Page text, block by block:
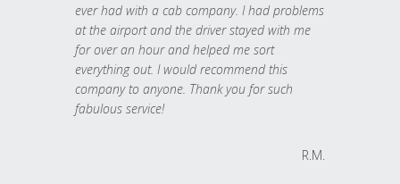
ever had with a cab company. I had problems
at the airport and the driver stayed with me
for over an hour and helped me sort
everything out. I would recommend this
company to anyone. Thank you for such
fabulous service!
R.M.